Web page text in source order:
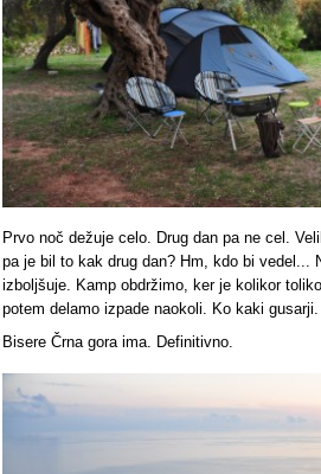
Prvo noč dežuje celo. Drug dan pa ne cel.
pa je bil to kak drug dan? Hm, kdo bi vedel...
izboljšuje. Kamp obdržimo, ker je kolikor
potem delamo izpade naokoli. Ko kaki gusarji.
Bisere Črna gora ima. Definitivno.